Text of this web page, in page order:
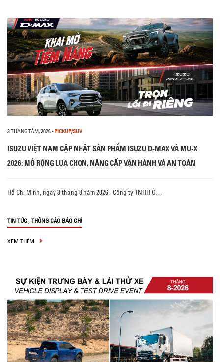
3 THÁNG TÁM, 2026- PICKUP/SUV
ISUZU VIỆT NAM CẬP NHẬT SẢN PHẨM ISUZU D-MAX VÀ MU-X
2026: MỞ RỘNG LỰA CHỌN, NÂNG CẤP VẬN HÀNH VÀ AN TOÀN
Hồ Chí Minh, ngày 3 tháng 8 năm 2026 - Công ty TNHH Ô…
TIN TỨC , THÔNG CÁO BÁO CHÍ
XEM THÊM